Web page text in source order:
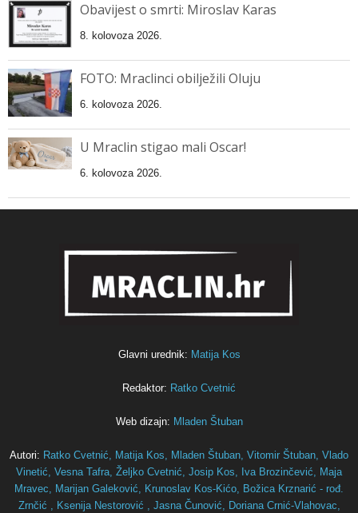
Obavijest o smrti: Miroslav Karas
8. kolovoza 2026.
FOTO: Mraclinci obilježili Oluju
6. kolovoza 2026.
U Mraclin stigao mali Oscar!
6. kolovoza 2026.
Glavni urednik: Matija Kos
Redaktor: Ratko Cvetnić
Web dizajn: Mladen Štuban
Autori: Ratko Cvetnić, Matija Kos, Mladen Štuban, Vitomir Štuban, Vlado
Vinetić, Vesna Tafra, Željko Cvetnić, Josip Kos, Iva Brozinčević, Maja
Mravec, Marijan Galeković, Krunoslav Kos-Kićo, Božica Krznarić - rođ.
Zrnčić , Ksenija Nestorović , Jasna Čunović, Doriana Crnić-Vlahovac,